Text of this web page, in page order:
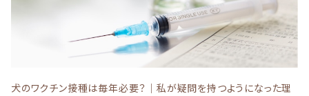
犬のワクチン接種は毎年必要？｜私が疑問を持つようになった理